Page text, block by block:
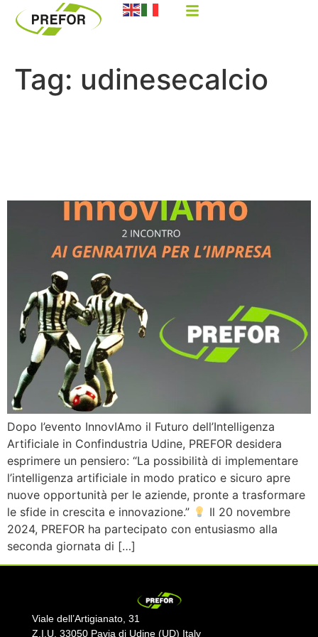
Tag: udinesecalcio
Dopo l’evento InnovIAmo il Futuro dell’Intelligenza
Artificiale in Confindustria Udine, PREFOR desidera
esprimere un pensiero: “La possibilità di implementare
l’intelligenza artificiale in modo pratico e sicuro apre
nuove opportunità per le aziende, pronte a trasformare
le sfide in crescita e innovazione.”
Il 20 novembre
2024, PREFOR ha partecipato con entusiasmo alla
seconda giornata di […]
Viale dell’Artigianato, 31
Z.I.U. 33050 Pavia di Udine (UD) Italy